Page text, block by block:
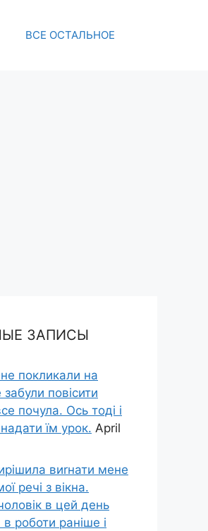
ВСЕ ОСТАЛЬНОЕ
ЗАПИСЫ
покликали на
забули повісити
почула. Ось тоді і
їм урок. April
виrнати мене
речі з вікна.
в цей день
роботи раніше і